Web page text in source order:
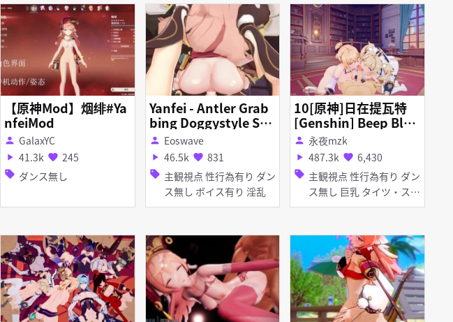
【原神Mod】烟绯#Ya
nfeiMod
person GalaxYC
play_arrow 41.3k favorite 245
sell ダンス無し
Yanfei - Antler Grab
bing Doggystyle Sex
[ Genshin Impact ]
person Eoswave
play_arrow 46.5k favorite 831
sell 主観視点 性行為有り ダン
ス無し ボイス有り 淫乱
10[原神]日在提瓦特
[Genshin] Beep Bloc
k Fuckway [恋活]
person 永夜mzk
play_arrow 487.3k favorite 6,430
sell 主観視点 性行為有り ダン
ス無し 巨乳 タイツ・スト
ッキング 足コキ 手コキ